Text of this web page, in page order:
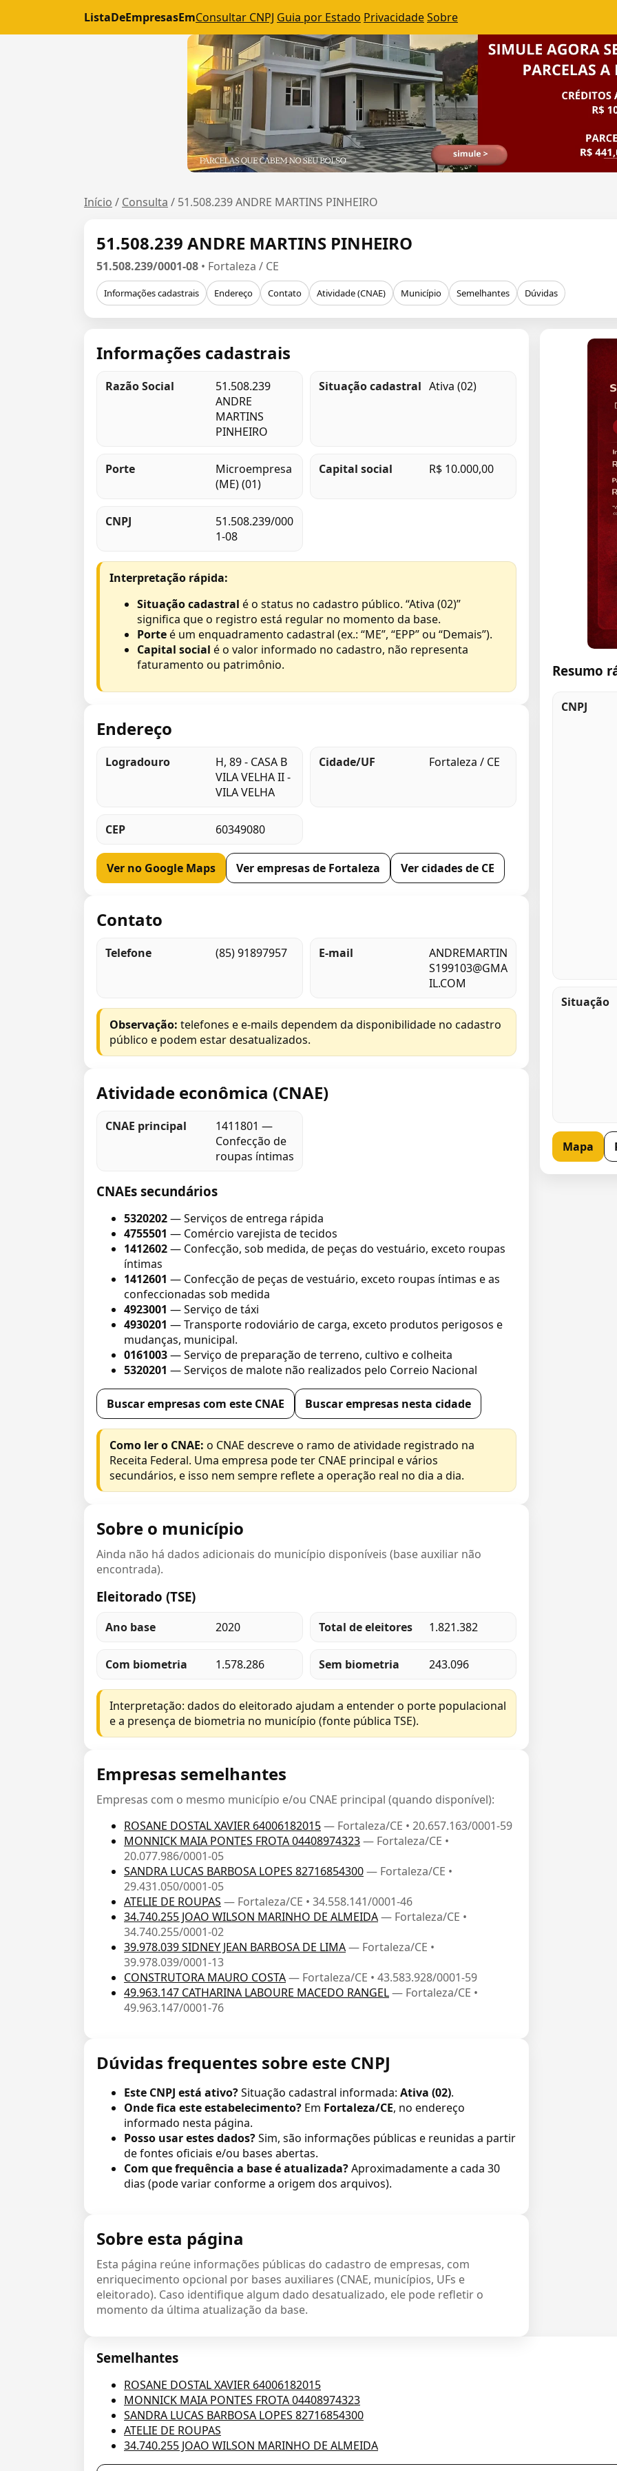
ListaDeEmpresasEmConsultar CNPJ Guia por Estado PrivacidadeSobre
Início / Consulta / 51.508.239 ANDRE MARTINS PINHEIRO
51.508.239 ANDRE MARTINS PINHEIRO
51.508.239/0001-08 • Fortaleza / CE
Informações cadastrais Endereço Contato Atividade (CNAE) Município Semelhantes Dúvidas
Informações cadastrais
Razão Social
51.508.239
ANDRE
MARTINS
PINHEIRO
Situação cadastral Ativa (02)
Porte
Microempresa
(ME) (01)
Capital social R$ 10.000,00
CNPJ
51.508.239/000
1-08
Interpretação rápida:
Situação cadastral é o status no cadastro público. “Ativa (02)”
significa que o registro está regular no momento da base.
Porteé um enquadramento cadastral (ex.: “ME”, “EPP” ou “Demais”).
Capital social é o valor informado no cadastro, não representa
faturamento ou patrimônio.
Endereço
Logradouro
H, 89 - CASA B
VILA VELHA II -
VILA VELHA
Cidade/UF Fortaleza / CE
CEP 60349080
Ver no Google Maps Ver empresas de Fortaleza Ver cidades de CE
Contato
Telefone (85) 91897957 E-mail
ANDREMARTIN
S199103@GMA
IL.COM
Observação: telefones e e-mails dependem da disponibilidade no cadastro
público e podem estar desatualizados.
Atividade econômica (CNAE)
CNAE principal
1411801 —
Confecção de
roupas íntimas
CNAEs secundários
5320202— Serviços de entrega rápida
4755501 — Comércio varejista de tecidos
1412602— Confecção, sob medida, de peças do vestuário, exceto roupas
íntimas
1412601 — Confecção de peças de vestuário, exceto roupas íntimas e as
confeccionadas sob medida
4923001 — Serviço de táxi
4930201 — Transporte rodoviário de carga, exceto produtos perigosos e
mudanças, municipal.
0161003— Serviço de preparação de terreno, cultivo e colheita
5320201 — Serviços de malote não realizados pelo Correio Nacional
Buscar empresas com este CNAE Buscar empresas nesta cidade
Como ler o CNAE: o CNAE descreve o ramo de atividade registrado na
Receita Federal. Uma empresa pode ter CNAE principal e vários
secundários, e isso nem sempre reflete a operação real no dia a dia.
Sobre o município
Ainda não há dados adicionais do município disponíveis (base auxiliar não
encontrada).
Eleitorado (TSE)
Ano base 2020 Total de eleitores 1.821.382
Com biometria 1.578.286 Sem biometria 243.096
Interpretação: dados do eleitorado ajudam a entender o porte populacional
e a presença de biometria no município (fonte pública TSE).
Empresas semelhantes
Empresas com o mesmo município e/ou CNAE principal (quando disponível):
ROSANE DOSTAL XAVIER 64006182015— Fortaleza/CE • 20.657.163/0001-59
MONNICK MAIA PONTES FROTA 04408974323— Fortaleza/CE •
20.077.986/0001-05
SANDRA LUCAS BARBOSA LOPES 82716854300— Fortaleza/CE •
29.431.050/0001-05
ATELIE DE ROUPAS — Fortaleza/CE • 34.558.141/0001-46
34.740.255 JOAO WILSON MARINHO DE ALMEIDA— Fortaleza/CE •
34.740.255/0001-02
39.978.039 SIDNEY JEAN BARBOSA DE LIMA— Fortaleza/CE •
39.978.039/0001-13
CONSTRUTORA MAURO COSTA— Fortaleza/CE • 43.583.928/0001-59
49.963.147 CATHARINA LABOURE MACEDO RANGEL— Fortaleza/CE •
49.963.147/0001-76
Dúvidas frequentes sobre este CNPJ
Este CNPJ está ativo?Situação cadastral informada: Ativa (02).
Onde fica este estabelecimento? Em Fortaleza/CE, no endereço
informado nesta página.
Posso usar estes dados?Sim, são informações públicas e reunidas a partir
de fontes oficiais e/ou bases abertas.
Com que frequência a base é atualizada?Aproximadamente a cada 30
dias (pode variar conforme a origem dos arquivos).
Sobre esta página
Esta página reúne informações públicas do cadastro de empresas, com
enriquecimento opcional por bases auxiliares (CNAE, municípios, UFs e
eleitorado). Caso identifique algum dado desatualizado, ele pode refletir o
momento da última atualização da base.
Resumo
CNPJ
Situação
Mapa
Semelhantes
ROSANE DOSTAL XAVIER 64006182015
MONNICK MAIA PONTES FROTA 04408974323
SANDRA LUCAS BARBOSA LOPES 82716854300
ATELIE DE ROUPAS
34.740.255 JOAO WILSON MARINHO DE ALMEIDA